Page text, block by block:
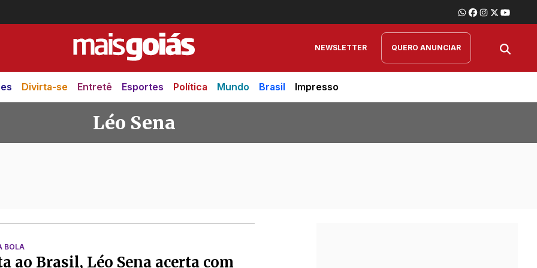
NEWSLETTER QUERO ANUNCIAR
Divirta-se Entretê Esportes Política Mundo Brasil Impresso
Léo Sena
BOLA
ao Brasil, Léo Sena acerta com